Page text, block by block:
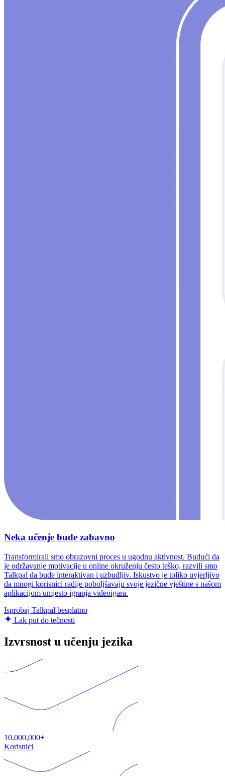
Neka učenje bude zabavno
Transformirali smo obrazovni proces u ugodnu aktivnost. Budući da
je održavanje motivacije u online okruženju često teško, razvili smo
Talkpal da bude interaktivan i uzbudljiv. Iskustvo je toliko uvjerljivo
da mnogi korisnici radije poboljšavaju svoje jezične vještine s našom
aplikacijom umjesto igranja videoigara.
Isprobaj Talkpal besplatno
Lak put do tečnosti
Izvrsnost u učenju jezika
10,000,000+
Korisnici